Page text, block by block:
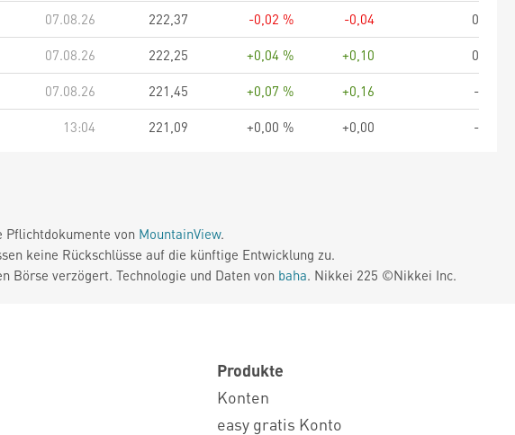
07.08.26 222,37 -0,02 % -0,04
0
07.08.26 222,25 +0,04 % +0,10
0
07.08.26 221,45 +0,07 % +0,16
-
13:04 221,09 +0,00 % +0,00 -
Pflichtdokumente von MountainView.
keine Rückschlüsse auf die künftige Entwicklung zu.
Börse verzögert. Technologie und Daten von baha. Nikkei 225 ©Nikkei Inc.
Produkte
Konten
easy gratis Konto